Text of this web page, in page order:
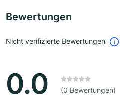
Bewertungen
Nicht verifizierte Bewertungen
0.0 (0 Bewertungen)